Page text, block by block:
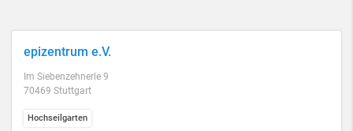
epizentrum e.V.
Im Siebenzehnerle 9
70469 Stuttgart
Hochseilgarten